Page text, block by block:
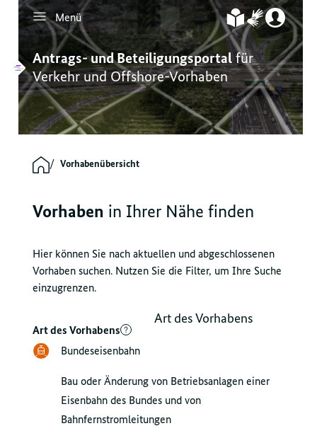
Inhalt
Hauptmenü
Servicenavigation
Footernavigation
Menü
Antrags- und Beteiligungsportalfür
Verkehr und Offshore-Vorhaben
Vorhabenübersicht
Vorhaben in Ihrer Nähe finden
Hier können Sie nach aktuellen und abgeschlossenen
Vorhaben suchen. Nutzen Sie die Filter, um Ihre Suche
einzugrenzen.
Art des Vorhabens
Art des Vorhabens
Bundeseisenbahn
Bau oder Änderung von Betriebsanlagen einer
Eisenbahn des Bundes und von
Bahnfernstromleitungen